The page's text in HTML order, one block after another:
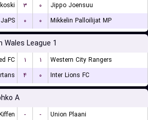
۳ ۰
Jippo Joensuu
JaPS
۰ ۰ Mikkelin Palloilijat MP
Wales League 1
FC ۱ ۱
Western City Rangers
۴ ۰ Inter Lions FC
A
- -
Union Plaani